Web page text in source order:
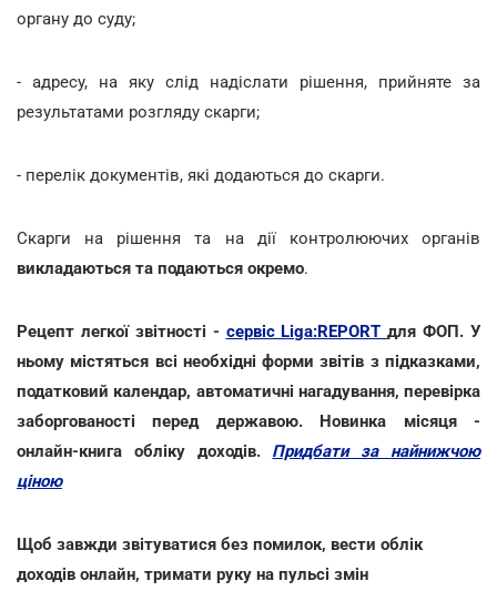
органу до суду;
- адресу, на яку слід надіслати рішення, прийняте за
результатами розгляду скарги;
- перелік документів, які додаються до скарги.
Скарги на рішення та на дії контролюючих органів
викладаються та подаються окремо.
Рецепт легкої звітності - сервіс Liga:REPORTдля ФОП. У
ньому містяться всі необхідні форми звітів з підказками,
податковий календар, автоматичні нагадування, перевірка
заборгованості перед державою. Новинка місяця -
онлайн-книга обліку доходів. Придбати за найнижчою
ціною
Щоб завжди звітуватися без помилок, вести облік
доходів онлайн, тримати руку на пульсі змін